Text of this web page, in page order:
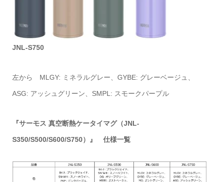
JNL-S750
左から MLGY: ミネラルグレー、GYBE: グレーベージュ、
ASG: アッシュグリーン、SMPL: スモークパープル
『サーモス 真空断熱ケータイマグ（JNL-
S350/S500/S600/S750）』 仕様一覧